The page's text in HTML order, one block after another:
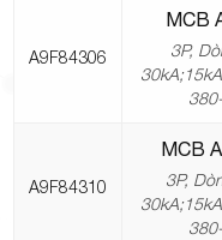
A9F84306
MCB
3P,
A9F84310
MCB
3P,